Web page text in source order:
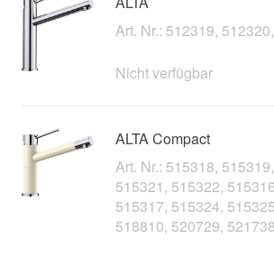
Art. Nr.: 512319,
Nicht verfügbar
ALTA Compact
Art. Nr.: 515318,
515321, 515322,
515317, 515324,
518810, 520729,